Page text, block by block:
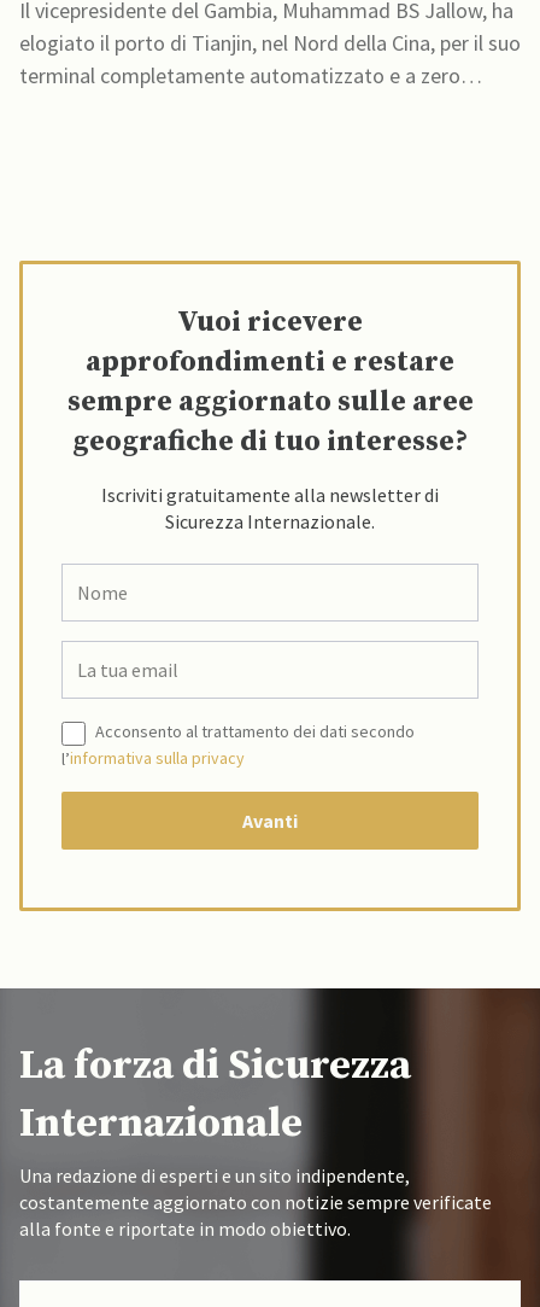
Il vicepresidente del Gambia, Muhammad BS Jallow, ha
elogiato il porto di Tianjin, nel Nord della Cina, per il suo
terminal completamente automatizzato e a zero
Vuoi ricevere
approfondimenti e restare
sempre aggiornato sulle aree
geografiche di tuo interesse?
Iscriviti gratuitamente alla newsletter di
Sicurezza Internazionale.
Acconsento al trattamento dei dati secondo
l’informativa sulla privacy
La forza di Sicurezza
Internazionale
Una redazione di esperti e un sito indipendente,
costantemente aggiornato con notizie sempre verificate
alla fonte e riportate in modo obiettivo.